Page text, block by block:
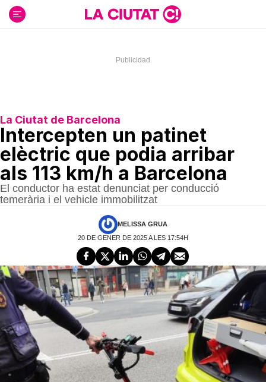
contenido
La Ciutat de Barcelona
Intercepten un patinet
elèctric que podia arribar
als 113 km/h a Barcelona
El conductor ha estat denunciat per conducció
temerària i el vehicle immobilitzat
MELISSA GRUA
20 DE GENER DE 2025 A LES 17:54H